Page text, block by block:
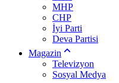
MHP
CHP
İyi Parti
Deva Partisi
Magazin
Televizyon
Sosyal Medya